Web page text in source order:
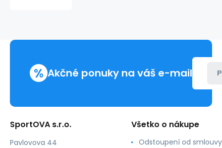
BASIC-
% Akčné ponuky na váš e-mail
SportOVA s.r.o.
Pavlovova 44
Všetko o nákupe
Odstoupení od smlouvy